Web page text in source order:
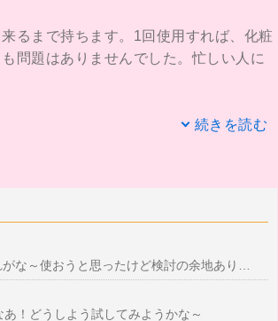
クリームはウレシイので、この方法で
まり用をなさないな、と思い星ふたつ
るまで持ちます。1回使用すれば、化粧
問題はありませんでした。忙しい人に
うに感じないので化粧ノリがよく、付
に見えます。
な違和感もありません。何もしていな
デーションの代わりになるだけあっ
続きを読む
な～使おうと思ったけど検討の余地あり…
！どうしよう試してみようかな～